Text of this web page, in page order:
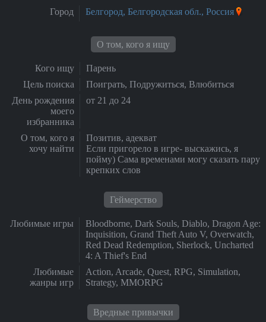
Город Белгород, Белгородская обл., Россия
О том, кого я ищу
Кого ищу
Парень
Цель поиска
Поиграть, Подружиться, Влюбиться
День рождения
моего
избранника
от 21 до 24
О том, кого я
хочу найти
Позитив, адекват
Если пригорело в игре- выскажись, я
пойму) Сама временами могу сказать пару
крепких слов
Геймерство
Любимые игры
Bloodborne, Dark Souls, Diablo, Dragon Age:
Inquisition, Grand Theft Auto V, Overwatch,
Red Dead Redemption, Sherlock, Uncharted
4: A Thief's End
Любимые
жанры игр
Action, Arcade, Quest, RPG, Simulation,
Strategy, MMORPG
Вредные привычки